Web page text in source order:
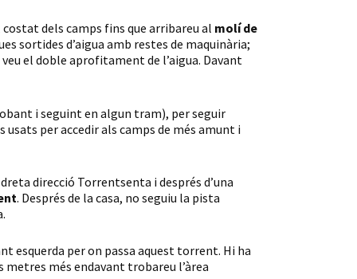
dels camps fins que arribareu al molí de
sortides d’aigua amb restes de maquinària;
el doble aprofitament de l’aigua. Davant
i seguint en algun tram), per seguir
per accedir als camps de més amunt i
direcció Torrentsenta i després d’una
. Després de la casa, no seguiu la pista
esquerda per on passa aquest torrent. Hi ha
metres més endavant trobareu l’àrea